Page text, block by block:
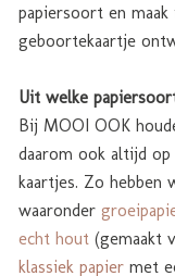
papiersoort en
geboortekaartje
Uit welke
Bij MOOI OOK
daarom ook altijd
kaartjes. Zo hebben
waaronder
echt hout (gemaakt
klassiek papier met